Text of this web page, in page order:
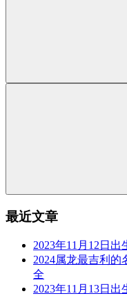
最近文章
2023年11月12日
2024属龙最吉利的
全
2023年11月13日